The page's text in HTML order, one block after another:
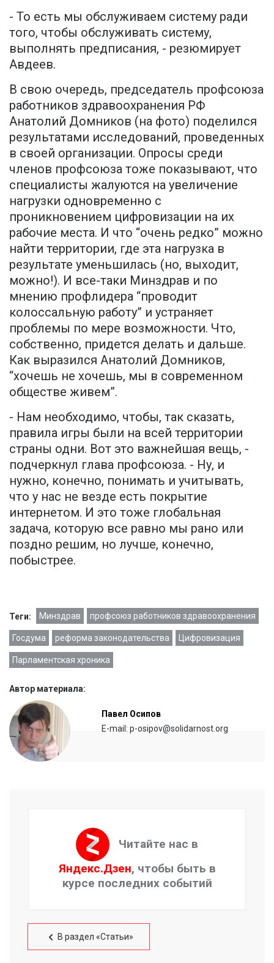
- То есть мы обслуживаем систему ради
того, чтобы обслуживать систему,
выполнять предписания, - резюмирует
Авдеев.
В свою очередь, председатель профсоюза
работников здравоохранения РФ
Анатолий Домников (на фото) поделился
результатами исследований, проведенных
в своей организации. Опросы среди
членов профсоюза тоже показывают, что
специалисты жалуются на увеличение
нагрузки одновременно с
проникновением цифровизации на их
рабочие места. И что “очень редко” можно
найти территории, где эта нагрузка в
результате уменьшилась (но, выходит,
можно!). И все-таки Минздрав и по
мнению профлидера “проводит
колоссальную работу” и устраняет
проблемы по мере возможности. Что,
собственно, придется делать и дальше.
Как выразился Анатолий Домников,
“хочешь не хочешь, мы в современном
обществе живем”.
- Нам необходимо, чтобы, так сказать,
правила игры были на всей территории
страны одни. Вот это важнейшая вещь, -
подчеркнул глава профсоюза. - Ну, и
нужно, конечно, понимать и учитывать,
что у нас не везде есть покрытие
интернетом. И это тоже глобальная
задача, которую все равно мы рано или
поздно решим, но лучше, конечно,
побыстрее.
Теги: Минздрав профсоюз работников здравоохранения
Госдума реформа законодательства Цифровизация
Парламентская хроника
Автор материала:
Павел Осипов
E-mail: p-osipov@solidarnost.org
Читайте нас в
Яндекс.Дзен, чтобы быть в
курсе последних событий
В раздел «Статьи»